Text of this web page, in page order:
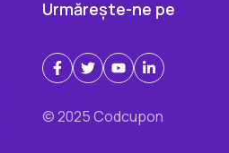
Urmărește-ne pe
© 2025 Codcupon